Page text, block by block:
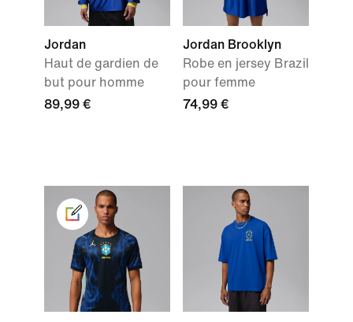
Jordan
Haut de gardien de
but pour homme
89,99 €
Jordan Brooklyn
Robe en jersey Brazil
pour femme
74,99 €